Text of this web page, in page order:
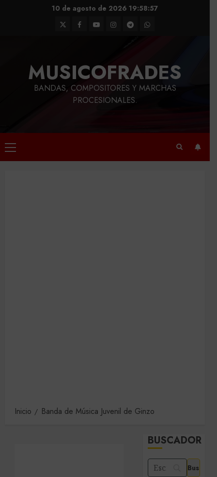
10 de agosto de 2026 19:58:58
TwitterFacebook
YoutubeInstagram
TelegramWhatsApp
MUSICOFRADES
BANDAS, COMPOSITORES Y MARCHAS
PROCESIONALES.
Menú
principal
Inicio Banda de Música Juvenil de Ginzo
BUSCADOR